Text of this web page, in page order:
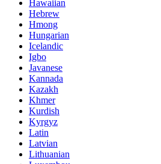
Hawaiian
Hebrew
Hmong
Hungarian
Icelandic
Igbo
Javanese
Kannada
Kazakh
Khmer
Kurdish
Kyrgyz
Latin
Latvian
Lithuanian